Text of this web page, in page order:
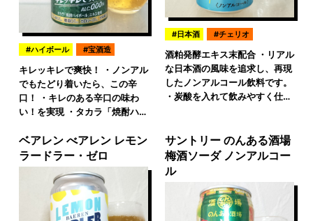
ハイボール 宝酒造
キレッキレで爽快！ ・ノンアル
でもたどり着いたら、この辛
口！ ・キレのある辛口の味わ
い！を実現 ・タカラ「焼酎ハ…
日本酒 チェリオ
酒粕発酵エキス末配合 ・リアル
な日本酒の風味を追求し、再現
したノンアルコール飲料です。
・炭酸を入れて飲みやすく仕…
ベアレン べアレン レモン
ラードラー・ゼロ
サントリー のんある酒場
梅酒ソーダ ノンアルコー
ル